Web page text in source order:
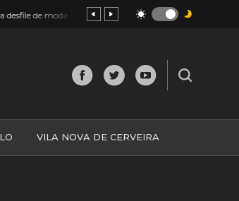
e VÍDEOS] 19:26 Monção: Andavam a roubar
VILA NOVA DE CERVEIRA